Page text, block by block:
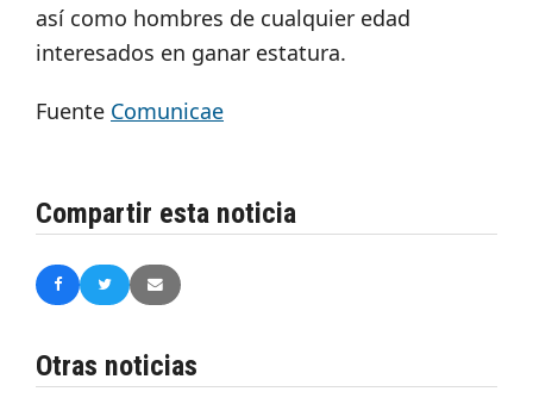
así como hombres de cualquier edad
interesados en ganar estatura.
Fuente Comunicae
Compartir esta noticia
Otras noticias